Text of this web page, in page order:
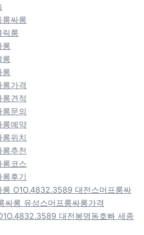
룸싸롱
릭룸
롱
롱
롱
가격
견적
문의
롱예약
위치
추천
롱코스
후기
롱 O1O.4832.3589 대전스머프룸싸
싸롱 유성스머프룸싸롱가격
대전봉명동호빠 세종